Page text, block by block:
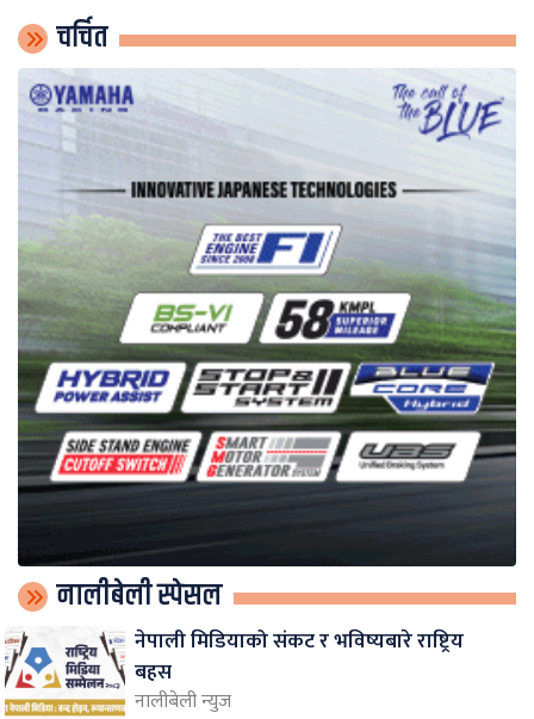
चर्चित
नालीबेली स्पेसल
नेपाली मिडियाको संकट र भविष्यबारे राष्ट्रिय
बहस
नालीबेली न्युज